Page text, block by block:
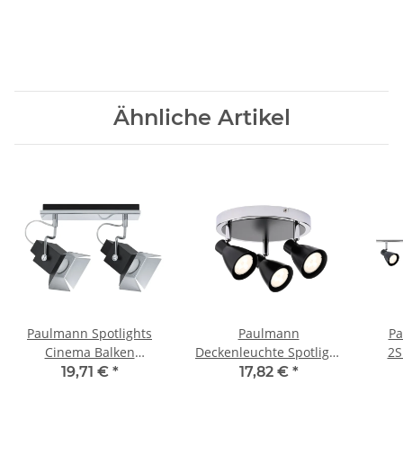
Ähnliche Artikel
Paulmann Spotlights
Cinema Balken
max.2x50W GU10
19,71 € *
Paulmann
Deckenleuchte Spotlight
2Simple LED 3x3,5W
17,82 € *